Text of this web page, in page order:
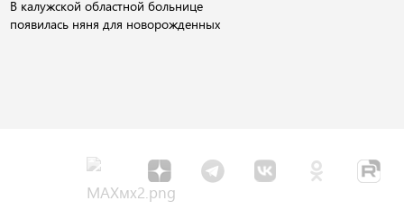
В калужской областной больнице
появилась няня для новорожденных